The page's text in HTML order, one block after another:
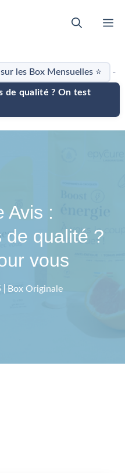
les Box Mensuelles ⭐ -
de qualité ? On test
Avis :
de qualité ?
vous
Box Originale